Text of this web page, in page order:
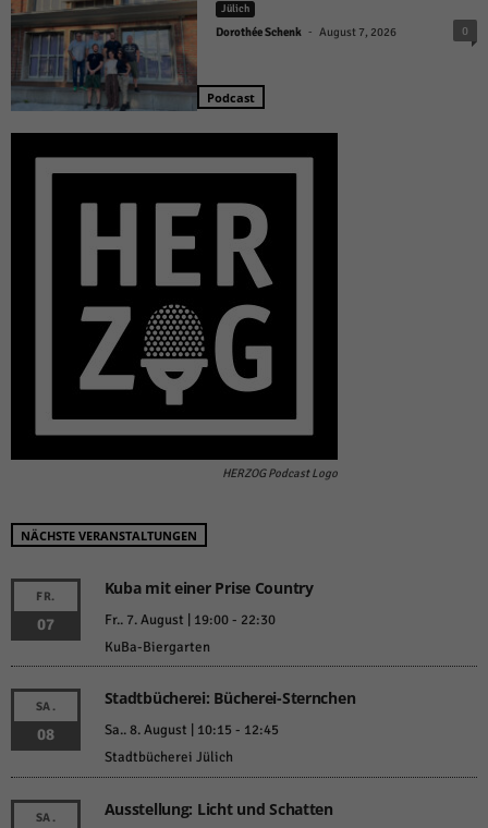
Jülich
Dorothée Schenk - August 7, 2026 0
Podcast
HERZOG Podcast Logo
NÄCHSTE VERANSTALTUNGEN
FR.
07
Kuba mit einer Prise Country
Fr.. 7. August | 19:00- 22:30
KuBa-Biergarten
SA.
08
Stadtbücherei: Bücherei-Sternchen
Sa.. 8. August | 10:15 - 12:45
Stadtbücherei Jülich
SA. Ausstellung: Licht und Schatten